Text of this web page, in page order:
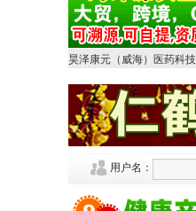
昊泽康元（威海）医药科
用户名：